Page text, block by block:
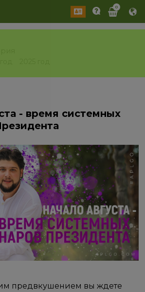
0
- время системных
предвкушением вы ждете